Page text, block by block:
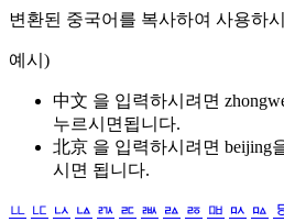
변환된 중국어를 복사하여 사용하
예시)
中文 을 입력하시려면
누르시면됩니다.
北京 을 입력하시려면 beijing
시면 됩니다.
ㅥ ㅦ ㅧ ㅨ ㅩ ㅪ ㅫ ㅬ ㅭ ㅮ ㅯ ㅰ